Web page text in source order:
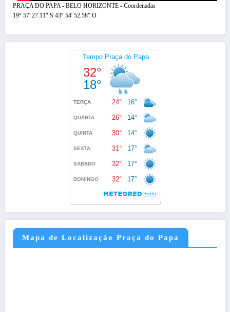
PRAÇA DO PAPA - BELO HORIZONTE - Coordenadas
19° 57' 27.11" S 43° 54' 52.58" O
Mapa de Localização Praça do Papa